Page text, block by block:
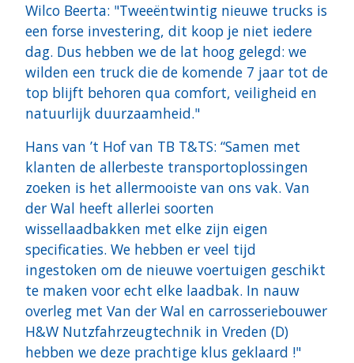
Wilco Beerta: "Tweeëntwintig nieuwe trucks is
een forse investering, dit koop je niet iedere
dag. Dus hebben we de lat hoog gelegd: we
wilden een truck die de komende 7 jaar tot de
top blijft behoren qua comfort, veiligheid en
natuurlijk duurzaamheid."
Hans van ’t Hof van TB T&TS: “Samen met
klanten de allerbeste transportoplossingen
zoeken is het allermooiste van ons vak. Van
der Wal heeft allerlei soorten
wissellaadbakken met elke zijn eigen
specificaties. We hebben er veel tijd
ingestoken om de nieuwe voertuigen geschikt
te maken voor echt elke laadbak. In nauw
overleg met Van der Wal en carrosseriebouwer
H&W Nutzfahrzeugtechnik in Vreden (D)
hebben we deze prachtige klus geklaard !"